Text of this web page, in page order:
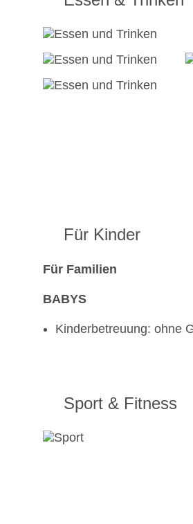
Für Kinder
Für Familien
BABYS
Kinderbetreuung: ohne
Sport & Fitness